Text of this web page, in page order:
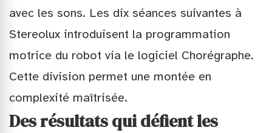
avec les sons. Les dix séances suivantes à
Stereolux introduisent la programmation
motrice du robot via le logiciel Chorégraphe.
Cette division permet une montée en
complexité maîtrisée.
Des résultats qui défient les